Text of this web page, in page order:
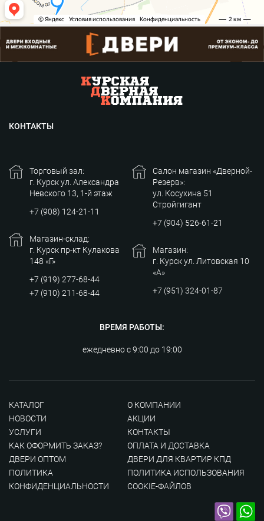
КОНТАКТЫ
Торговый зал:
г. Курск ул. Александра
Невского 13, 1-й этаж
+7 (908) 124-21-11
Магазин-склад:
г. Курск пр-кт Кулакова
148 «Г»
+7 (919) 277-68-44
+7 (910) 211-68-44
Салон магазин «Дверной-
Резерв»:
ул. Косухина 51
Стройгигант
+7 (904) 526-61-21
Магазин:
г. Курск ул. Литовская 10
«А»
+7 (951) 324-01-87
ВРЕМЯ РАБОТЫ:
ежедневно с 9:00 до 19:00
КАТАЛОГ
О КОМПАНИИ
НОВОСТИ
АКЦИИ
УСЛУГИ
КОНТАКТЫ
КАК ОФОРМИТЬ ЗАКАЗ?
ОПЛАТА И ДОСТАВКА
ДВЕРИ ОПТОМ
ДВЕРИ ДЛЯ КВАРТИР КПД
ПОЛИТИКА
КОНФИДЕНЦИАЛЬНОСТИ
ПОЛИТИКА ИСПОЛЬЗОВАНИЯ
COOKIE-ФАЙЛОВ